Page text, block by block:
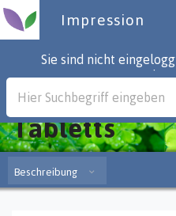
Impression
Sie sind nicht
Impression
Tabletts
Beschreibung